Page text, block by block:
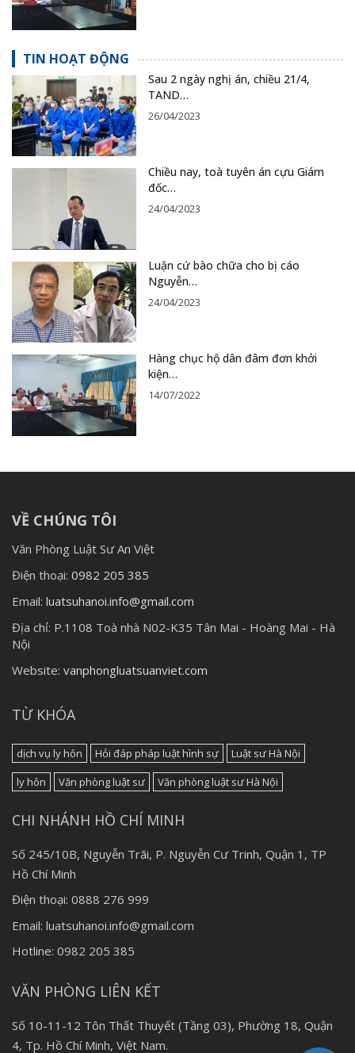
TIN HOẠT ĐỘNG
Sau 2 ngày nghị án, chiều 21/4,
TAND…
26/04/2023
Chiều nay, toà tuyên án cựu Giám
đốc…
24/04/2023
Luận cứ bào chữa cho bị cáo
Nguyễn…
24/04/2023
Hàng chục hộ dân đâm đơn khởi
kiện…
14/07/2022
VỀ CHÚNG TÔI
Văn Phòng Luật Sư An Việt
Điện thoại: 0982 205 385
Email: luatsuhanoi.info@gmail.com
Địa chỉ: P.1108 Toà nhà N02-K35 Tân Mai - Hoàng Mai - Hà
Nội
Website: vanphongluatsuanviet.com
TỪ KHÓA
dịch vụ ly hôn Hỏi đáp pháp luật hình sự
Luật sư Hà Nội
ly hôn
Văn phòng luật sư Văn phòng luật sư Hà Nội
CHI NHÁNH HỒ CHÍ MINH
Số 245/10B, Nguyễn Trãi, P. Nguyễn Cư Trinh, Quận 1, TP
Hồ Chí Minh
Điện thoại: 0888 276 999
Email: luatsuhanoi.info@gmail.com
Hotline: 0982 205 385
VĂN PHÒNG LIÊN KẾT
Số 10-11-12 Tôn Thất Thuyết (Tầng 03), Phường 18, Quận
4, Tp. Hồ Chí Minh, Việt Nam.